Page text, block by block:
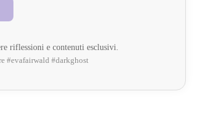
riflessioni e contenuti esclusivi.
#evafairwald #darkghost